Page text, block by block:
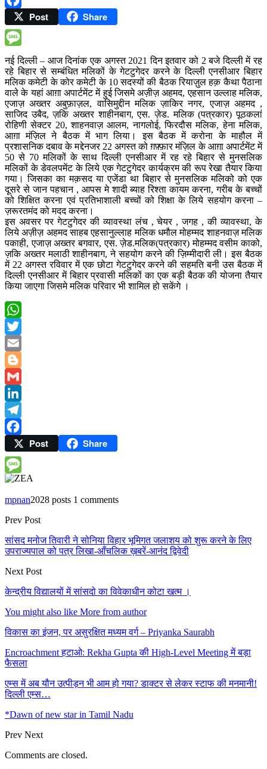
Facebook
Post Share
Message
नई दिल्ली – आज दिनांक एक अगस्त 2021 दिन इतवार को 2 बजे दिल्ली में रह
रहे बिहार से सम्बंधित मलिकों के गेटटुगेदर करने के दिल्ली एनसीआर बिहार
मलिक कमेटी के कोर कमेटी के 10 सदस्यों की बैठक रियाज़ुल हक़ कैथा पैठाना
वाले के यहां आग़ा अपार्टमेंट में हुई जिसमे अज़ीज़ अहमद, एहसान उल्लाह मलिक,
एजाज़ अख्तर अबुफ़ाज़ल, वासिमुद्दीन मलिक ज़ाकिर नगर, एजाज़ अहमद ,
साजिद उबैद, ज़कि अख्तर शाहीनबाग, एस. ज़ेड. मलिक (पत्रकार) पूठकलां
रोहिणी सेक्टर 20, शाहनवाज़ आलम, नागलोई, फिरदौस मलिक, हेना मलिक,
आग़ा मंज़िल ने बैठक में भाग लिया। इस बैठक में करोना के माहौल में
प्रशासनिक दबाव के मद्देनजर 22 अगस्त को ग़फ़्फ़ार मंज़िल के आग़ा अपार्टमेंट में
50 से 70 मलिकों के साथ दिल्ली एनसीआर में रह रहे बिहार से मुनसलिक
मलिकों के डेवलपमेंट के लिये एक गेटटुगेदर कार्यक्रम की रूप रेखा तैयार किया
गया। जिसका का मक़सद या एजेंडा था बिहार से मुनसलिक मलिको को एक
दूसरे से जान पहचान , आपस मे शादी ब्याह रिश्ता कायम करना, गरीब के बच्चों
को शिक्षित करना एवं प्रतिभाशाली बच्चों को शिक्षा के लिये सहयोग करना –
ज़रूरतमंद को मदद करना।
इस अवसर पर गेटटुगेदर की व्यावस्था लंच , चेयर , जगह , की व्यावस्था, के
लिये अज़ीज़ अहमद साहब एहसानुल्लाह मलिक धमौल मोहम्मद शाहनवाज़ मलिक
पकाही, एजाज़ अख्तर बगवार, एस. ज़ेड.मलिक(पत्रकार) मोहम्मद वसीम काको,
ज़कि अख्तर मलाठी शाहीनबाग, ने सहयोग करने की ज़िम्मीदारी ली। इस बैठक
में 22 अगस्त रविवार में एक छोटा गेटटुगेदर करने की सहमति बनी उस बैठक में
दिल्ली एनसीआर में बिहार प्रवासी मलिकों का एक बड़ी बैठक की योजना तैयार
किया जाएगा जिसमे मलिक परिवार भी शामिल हो सकेंगे ।
WhatsApp
Twitter
Email
Blogger
Gmail
LinkedIn
Telegram
Facebook
Post Share
Message
mpnan2028 posts 1 comments
Prev Post
सांसद मनोज तिवारी ने सोनिया विहार भूमिगत जलाशय को शुरू करने के लिए
उपराज्यपाल को पत्र लिखा-आँचलिक ख़बरें-आनंद द्विवेदी
Next Post
केन्द्रीय विद्यालयों में सांसदो का विवेकाधीन कोटा खत्म ।
You might also like More from author
विकास का इंजन, पर असुरक्षित मध्यम वर्ग – Priyanka Saurabh
Encroachment हटाओ: Rekha Gupta की High-Level Meeting में बड़ा
फैसला
एम्स में अब यौन उत्पीड़न भी आम हो गया? डाक्टर से लेकर स्टाफ की मनमानी!
दिल्ली एम्स…
*Dawn of new star in Tamil Nadu
Prev Next
Comments are closed.